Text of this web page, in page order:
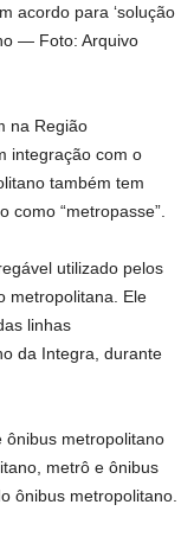
acordo para ‘solução
— Foto: Arquivo
na Região
integração com o
também tem
como “metropasse”.
utilizado pelos
metropolitana. Ele
linhas
da Integra, durante
ônibus metropolitano
metrô e ônibus
ônibus metropolitano.